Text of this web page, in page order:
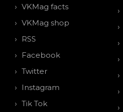
VKMag facts
VKMag shop
RSS
Facebook
Twitter
Instagram
Tik Tok